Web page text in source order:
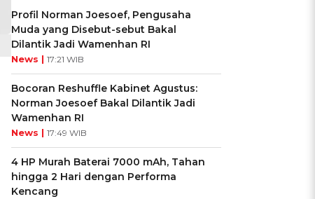
Profil Norman Joesoef, Pengusaha
Muda yang Disebut-sebut Bakal
Dilantik Jadi Wamenhan RI
News | 17:21 WIB
Bocoran Reshuffle Kabinet Agustus:
Norman Joesoef Bakal Dilantik Jadi
Wamenhan RI
News | 17:49 WIB
4 HP Murah Baterai 7000 mAh, Tahan
hingga 2 Hari dengan Performa
Kencang